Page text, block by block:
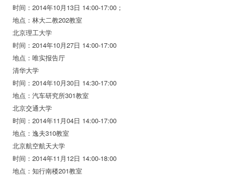
时间：2014年10月13日 14:00-17:00；
地点：林大二教202教室
北京理工大学
时间：2014年10月27日 14:00-17:00
地点：唯实报告厅
清华大学
时间：2014年10月30日 14:30-17:00
地点：汽车研究所301教室
北京交通大学
时间：2014年11月04日 14:00-17:00
地点：逸夫310教室
北京航空航天大学
时间：2014年11月12日 14:00-18:00
地点：知行南楼201教室